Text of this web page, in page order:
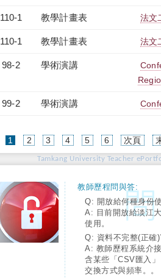
110-1 教學計畫表 法文
110-1 教學計畫表 法文
98-2 學術演講
99-2 學術演講
1 (current)
2 3 4 5 6 次頁
Tamkang University Teacher
教師歷程問與答:
Q: 開放給何種身份
A: 目前開放給淡江
使用。
Q: 資料不完整(正確
A: 教師歷程系統介
含某些「CSV匯入
交換方式與頻率。。